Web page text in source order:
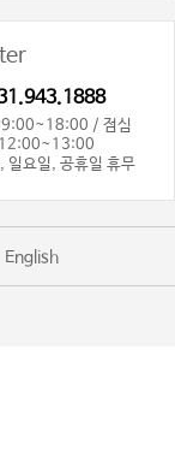
/ 점심
12:00~13:00
일요일, 공휴일 휴무
English